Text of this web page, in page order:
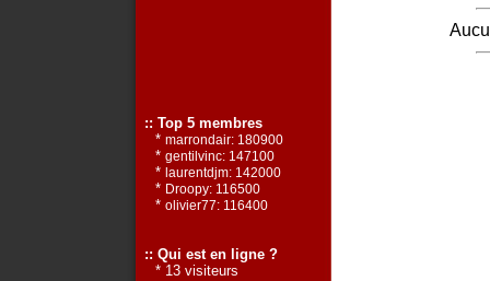
:: Top 5 membres
* marrondair: 180900
* gentilvinc: 147100
* laurentdjm: 142000
* Droopy: 116500
* olivier77: 116400
:: Qui est en ligne ?
* 13 visiteurs